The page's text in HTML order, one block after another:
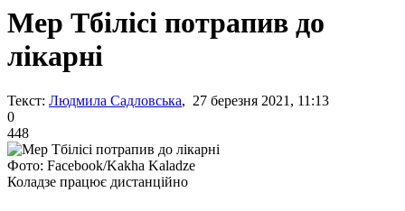
Мер Тбілісі потрапив до
лікарні
Текст: Людмила Садловська, 27 березня 2021, 11:13
0
448
Фото: Facebook/Kakha Kaladze
Коладзе працює дистанційно